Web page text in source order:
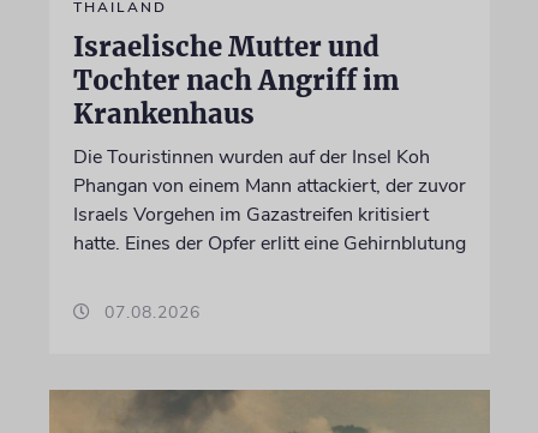
THAILAND
Israelische Mutter und
Tochter nach Angriff im
Krankenhaus
Die Touristinnen wurden auf der Insel Koh
Phangan von einem Mann attackiert, der zuvor
Israels Vorgehen im Gazastreifen kritisiert
hatte. Eines der Opfer erlitt eine Gehirnblutung
07.08.2026